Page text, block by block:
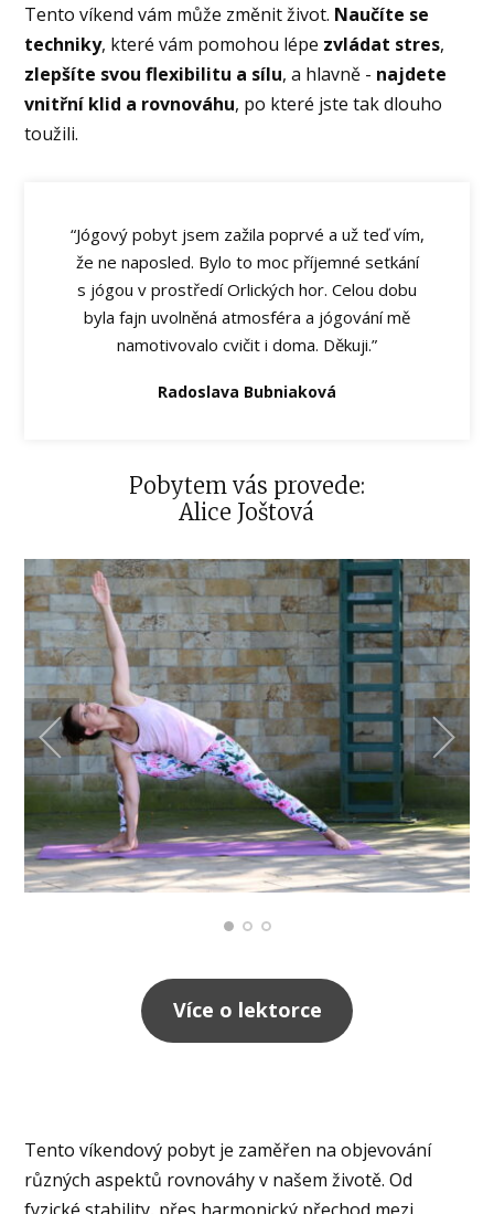
Tento víkend vám může změnit život. Naučíte se
techniky, které vám pomohou lépe zvládat stres,
zlepšíte svou flexibilitu a sílu, a hlavně - najdete
vnitřní klid a rovnováhu, po které jste tak dlouho
toužili.
“Jógový pobyt jsem zažila poprvé a už teď vím,
že ne naposled. Bylo to moc příjemné setkání
s jógou v prostředí Orlických hor. Celou dobu
byla fajn uvolněná atmosféra a jógování mě
namotivovalo cvičit i doma. Děkuji.”
Radoslava Bubniaková
Pobytem vás provede:
Alice Joštová
Více o lektorce
Tento víkendový pobyt je zaměřen na objevování
různých aspektů rovnováhy v našem životě. Od
fyzické stability, přes harmonický přechod mezi